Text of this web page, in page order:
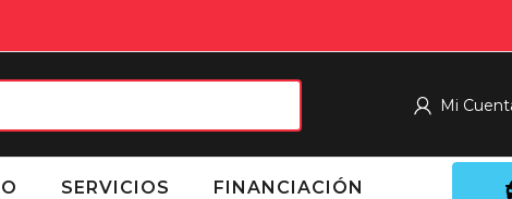
Mi
SERVICIOS FINANCIACIÓN